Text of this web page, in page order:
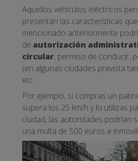
Aquellos vehículos eléctricos
presentan las características
mencionado anteriormente
de autorización
circular, permiso de conducir,
(en algunas ciudades prevista
etc.
Por ejemplo, si compras un
supera los 25 km/h y lo utilizas
ciudad, las autoridades podrían
una multa de 500 euros e